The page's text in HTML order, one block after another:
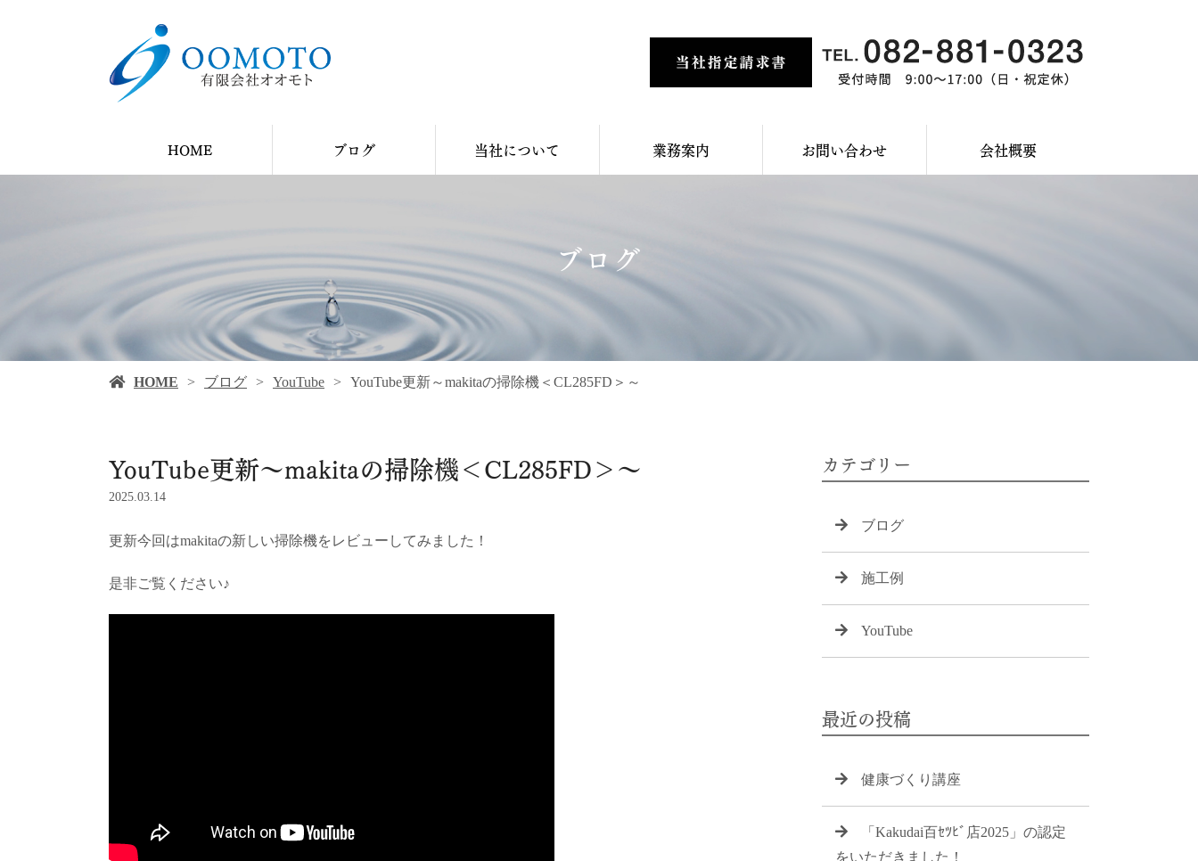
HOME ブログ 当社について 業務案内 お問い合わせ 会社概要
ブログ
HOME ブログ YouTube YouTube更新～makitaの掃除機＜CL285FD＞～
YouTube更新～makitaの掃除機＜CL285FD＞～
2025.03.14
更新今回はmakitaの新しい掃除機をレビューしてみました！
是非ご覧ください♪
カテゴリー
ブログ
施工例
YouTube
最近の投稿
健康づくり講座
「Kakudai百ｾﾂﾋﾞ店2025」の認定
をいただきました！